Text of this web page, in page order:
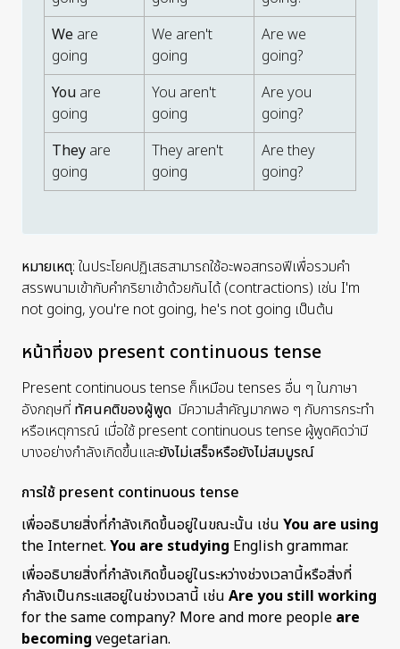
We are
going
We aren't
going
Are we
going?
You are
going
You aren't
going
Are you
going?
They are
going
They aren't
going
Are they
going?
หมายเหตุ: ในประโยคปฏิเสธสามารถใช้อะพอสทรอฟีเพื่อรวมคำ
สรรพนามเข้ากับคำกริยาเข้าด้วยกันได้ (contractions) เช่น I'm
not going, you're not going, he's not going เป็นต้น
หน้าที่ของ present continuous tense
Present continuous tense ก็เหมือน tenses อื่น ๆ ในภาษา
อังกฤษที่ ทัศนคติของผู้พูด มีความสำคัญมากพอ ๆ กับการกระทำ
หรือเหตุการณ์ เมื่อใช้ present continuous tense ผู้พูดคิดว่ามี
บางอย่างกำลังเกิดขึ้นและยังไม่เสร็จหรือยังไม่สมบูรณ์
การใช้ present continuous tense
เพื่ออธิบายสิ่งที่กำลังเกิดขึ้นอยู่ในขณะนั้น เช่น You are using
the Internet. You are studying English grammar.
เพื่ออธิบายสิ่งที่กำลังเกิดขึ้นอยู่ในระหว่างช่วงเวลานี้หรือสิ่งที่
กำลังเป็นกระแสอยู่ในช่วงเวลานี้ เช่น Are you still working
for the same company? More and more people are
becoming vegetarian.